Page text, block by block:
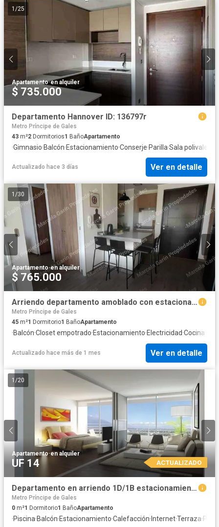
1 /25
Apartamento·en alquiler
$ 735.000
Departamento Hannover ID: 136797r
Metro Príncipe de Gales
43 m²2 Dormitorios1 BañoApartamento
·Gimnasio·Balcón·Estacionamiento·Conserje·Parilla·Sala polivalente
Actualizado hace 3 días Ver en detalle
1 /30
Apartamento·en alquiler
$ 765.000
Arriendo departamento amoblado con estacionamiento en Plaza Egaña La Reina
Metro Príncipe de Gales
45 m²1 Dormitorio1 BañoApartamento
·Balcón·Closet empotrado·Estacionamiento·Electricidad·Cocina
Actualizado hace más de 1 mes Ver en detalle
1 /20
Apartamento·en alquiler
UF 14 ACTUALIZADO
Departamento en arriendo 1D/1B estacionamiento, bodega Ñuñoa
Metro Príncipe de Gales
0 m²1 Dormitorio1 BañoApartamento
·Piscina·Balcón·Estacionamiento·Calefacción· Internet·Terraza·